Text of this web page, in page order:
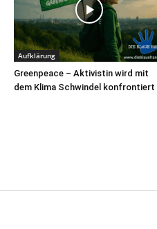
Aufklärung
Greenpeace – Aktivistin wird mit
dem Klima Schwindel konfrontiert